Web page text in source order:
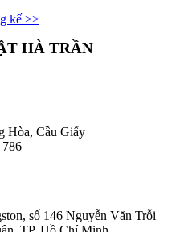
kế >>
HÀ TRẦN
Hòa, Cầu Giấy
số 146 Nguyễn Văn Trỗi